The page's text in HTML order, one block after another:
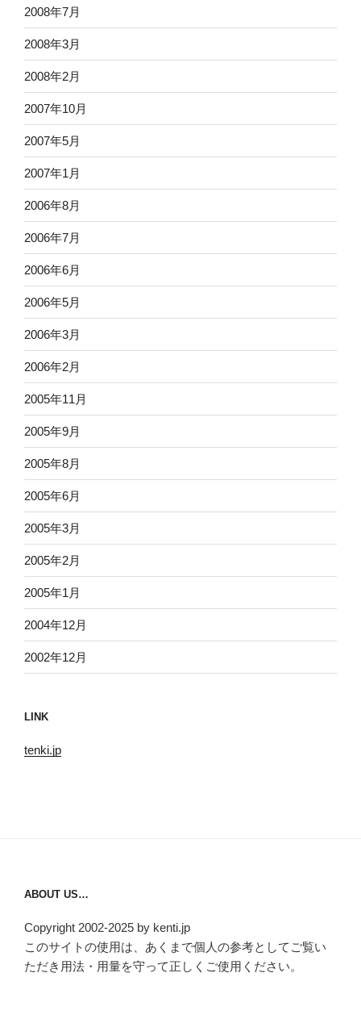
2008年7月
2008年3月
2008年2月
2007年10月
2007年5月
2007年1月
2006年8月
2006年7月
2006年6月
2006年5月
2006年3月
2006年2月
2005年11月
2005年9月
2005年8月
2005年6月
2005年3月
2005年2月
2005年1月
2004年12月
2002年12月
LINK
tenki.jp
ABOUT US…
Copyright 2002-2025 by kenti.jp
このサイトの使用は、あくまで個人の参考としてご覧い
ただき用法・用量を守って正しくご使用ください。